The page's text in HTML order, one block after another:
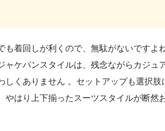
も着回しが利くので、無駄がないですよ
ケパンスタイルは、残念ながらカジュ
くありません 。セットアップも選択肢
やはり上下揃ったスーツスタイルが断然